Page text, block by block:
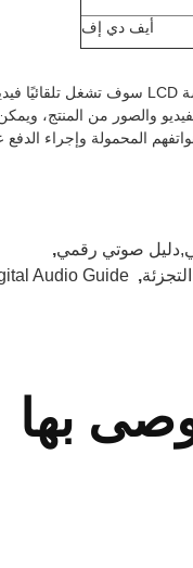
أيف دي إف
صوتي رقمي,
,
Audio Guide
بها